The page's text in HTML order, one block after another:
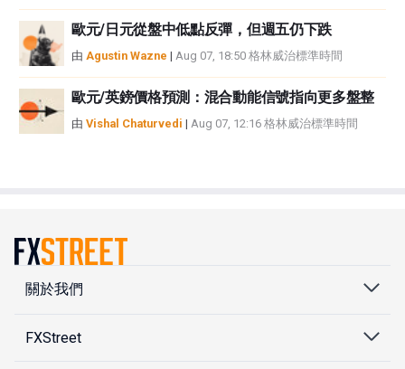
歐元/日元從盤中低點反彈，但週五仍下跌
由 Agustin Wazne | Aug 07, 18:50 格林威治標準時間
歐元/英鎊價格預測：混合動能信號指向更多盤整
由 Vishal Chaturvedi | Aug 07, 12:16 格林威治標準時間
關於我們
FXStreet